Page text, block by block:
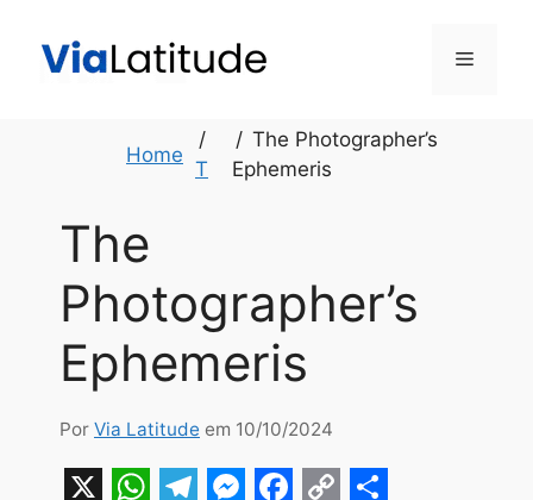
Menu
Home
T
The Photographer’s
Ephemeris
The
Photographer’s
Ephemeris
Por Via Latitude em 10/10/2024